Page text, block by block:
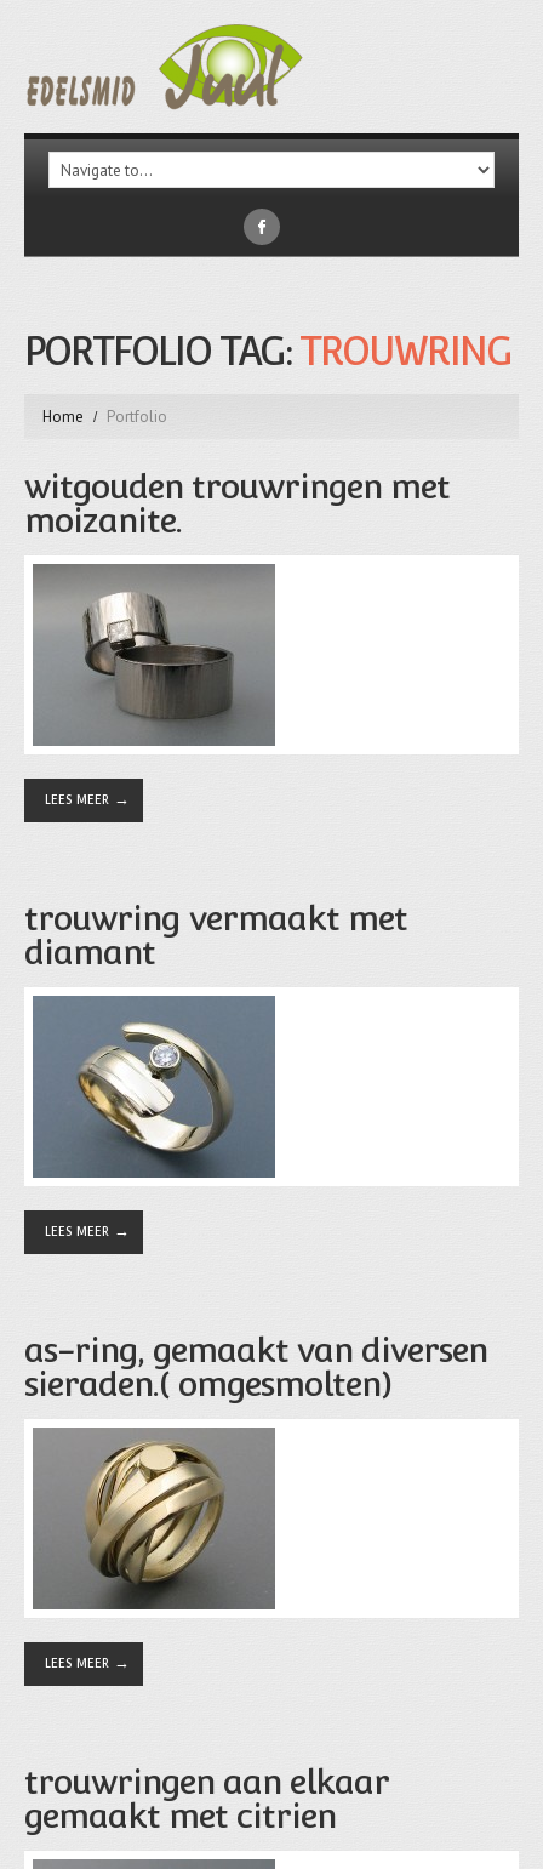
PORTFOLIO TAG:TROUWRING
Home Portfolio
witgouden trouwringen met
moizanite.
LEES MEER
trouwring vermaakt met
diamant
LEES MEER
as-ring, gemaakt van diversen
sieraden.( omgesmolten)
LEES MEER
trouwringen aan elkaar
gemaakt met citrien